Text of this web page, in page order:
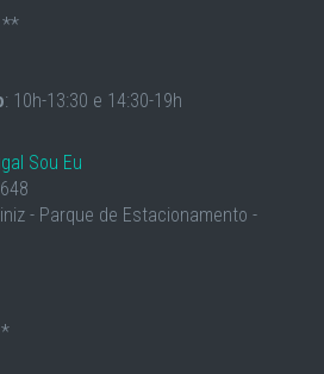
**
: 10h-13:30 e 14:30-19h
Sou Eu
- Parque de Estacionamento -